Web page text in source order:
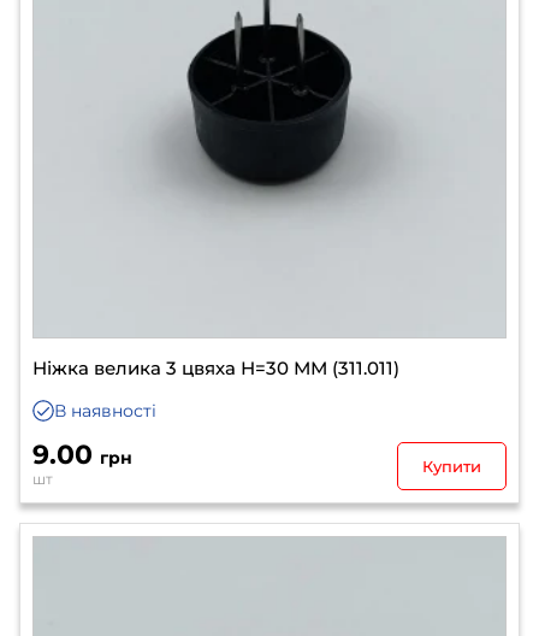
Ніжка велика 3 цвяха Н=30 ММ (311.011)
В наявності
9.00 грн
шт
Купити